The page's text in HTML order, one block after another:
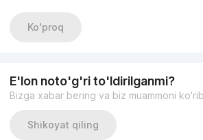
Ko'proq
E'lon noto'g'ri to'ldirilganmi?
Bizga xabar bering va biz muammoni
Shikoyat qiling